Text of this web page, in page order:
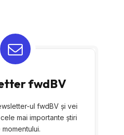
fwdBV
ul fwdBV și vei
mai importante știri
momentului.